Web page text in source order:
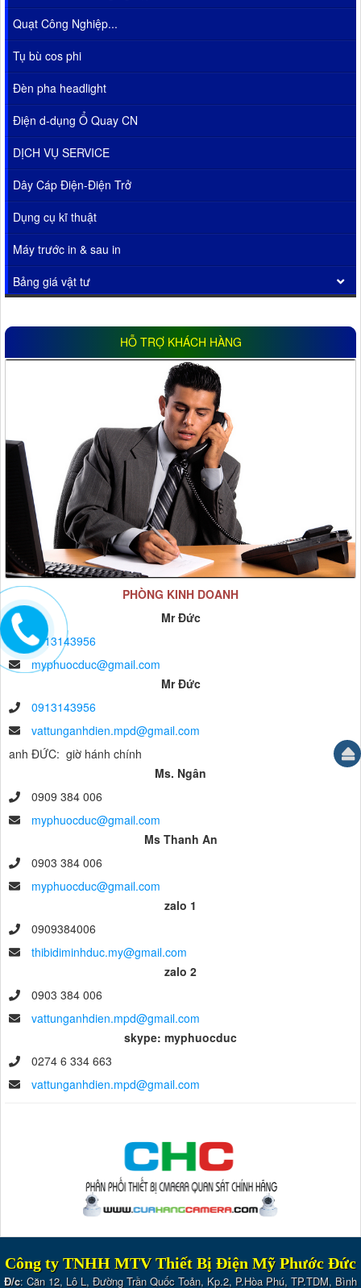
Quạt Công Nghiệp...
Tụ bù cos phi
Đèn pha headlight
Điện d-dụng Ổ Quay CN
DỊCH VỤ SERVICE
Dây Cáp Điện-Điện Trở
Dụng cụ kĩ thuật
Máy trước in & sau in
Bảng giá vật tư
HỖ TRỢ KHÁCH HÀNG
PHÒNG KINH DOANH
Mr Đức
0913143956
myphuocduc@gmail.com
Mr Đức
0913143956
vattunganhdien.mpd@gmail.com
anh ĐỨC: giờ hánh chính
Ms. Ngân
0909 384 006
myphuocduc@gmail.com
Ms Thanh An
0903 384 006
myphuocduc@gmail.com
zalo 1
0909384006
thibidiminhduc.my@gmail.com
zalo 2
0903 384 006
vattunganhdien.mpd@gmail.com
skype: myphuocduc
0274 6 334 663
vattunganhdien.mpd@gmail.com
Công ty TNHH MTV Thiết Bị Điện Mỹ Phước Đức
Đ/c: Căn 12, Lô L, Đường Trần Quốc Toản, Kp.2, P.Hòa Phú, TP.TDM, Bình